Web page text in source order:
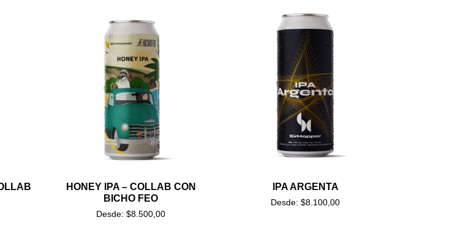
HONEY IPA – COLLAB CON
BICHO FEO
Desde: $8.500,00
IPA ARGENTA
Desde: $8.100,00